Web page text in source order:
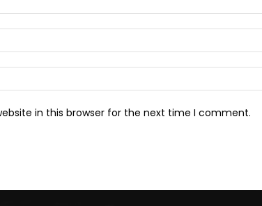
in this browser for the next time I comment.